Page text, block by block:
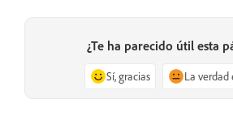
¿Te ha parecido útil esta
Sí, gracias La verdad